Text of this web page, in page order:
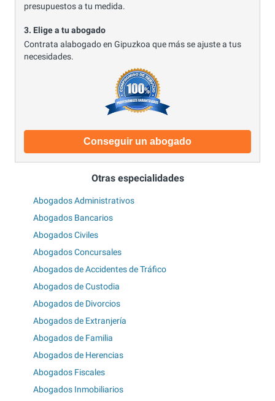
presupuestos a tu medida.
3. Elige a tu abogado
Contrata alabogado en Gipuzkoa que más se ajuste a tus
necesidades.
Conseguir un abogado
Otras especialidades
Abogados Administrativos
Abogados Bancarios
Abogados Civiles
Abogados Concursales
Abogados de Accidentes de Tráfico
Abogados de Custodia
Abogados de Divorcios
Abogados de Extranjería
Abogados de Familia
Abogados de Herencias
Abogados Fiscales
Abogados Inmobiliarios